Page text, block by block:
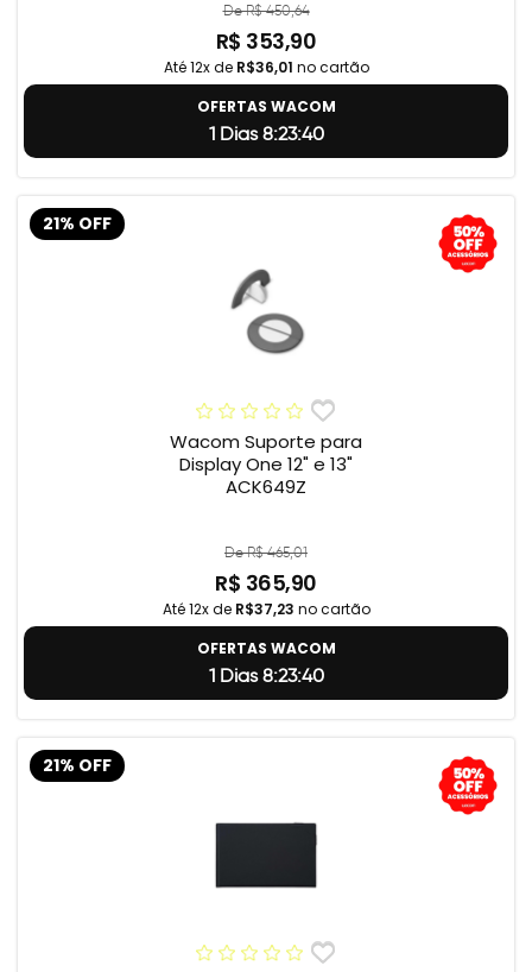
De R$ 450,64
R$ 353,90
Até 12x de R$36,01 no cartão
OFERTAS WACOM
1 Dias 8:23:39
21% OFF
Wacom Suporte para
Display One 12" e 13"
ACK649Z
De R$ 465,01
R$ 365,90
Até 12x de R$37,23 no cartão
OFERTAS WACOM
1 Dias 8:23:39
21% OFF